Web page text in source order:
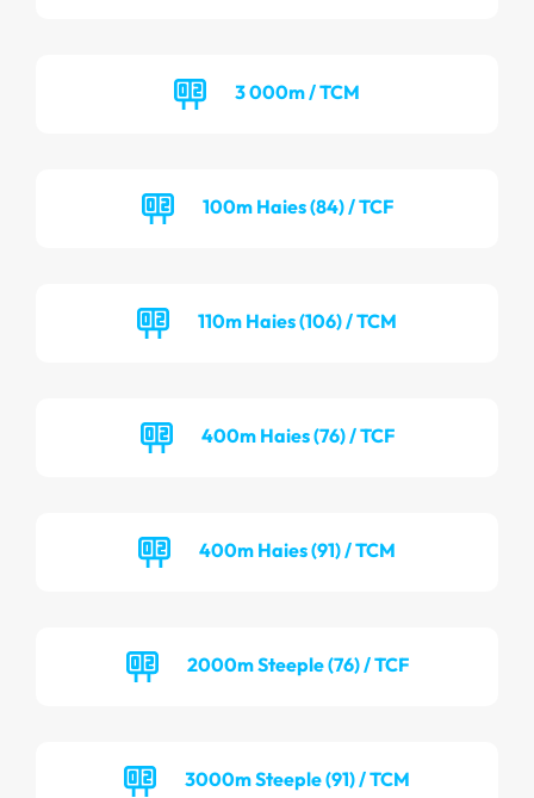
3 000m / TCM
100m Haies (84) / TCF
110m Haies (106) / TCM
400m Haies (76) / TCF
400m Haies (91) / TCM
2000m Steeple (76) / TCF
3000m Steeple (91) / TCM